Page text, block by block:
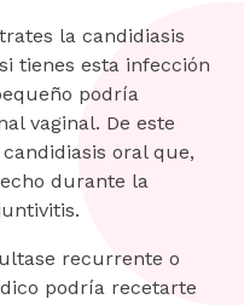
la candidiasis
tienes esta infección
podría
vaginal. De este
oral que,
durante la
recurrente o
podría recetarte